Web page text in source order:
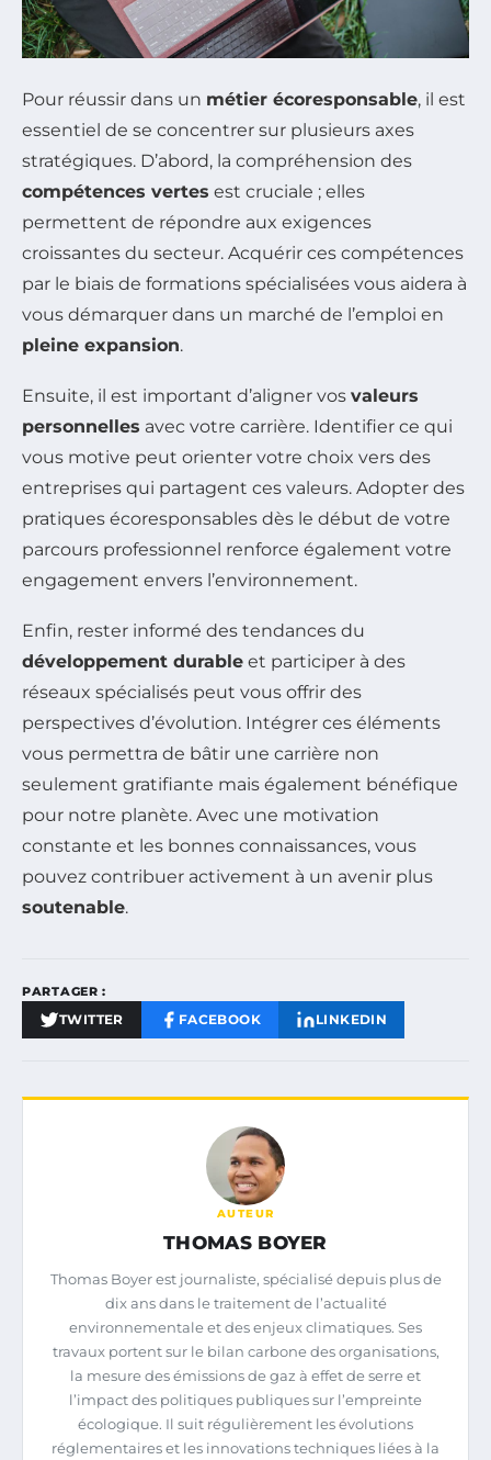
Pour réussir dans un métier écoresponsable, il est
essentiel de se concentrer sur plusieurs axes
stratégiques. D’abord, la compréhension des
compétences vertes est cruciale ; elles
permettent de répondre aux exigences
croissantes du secteur. Acquérir ces compétences
par le biais de formations spécialisées vous aidera à
vous démarquer dans un marché de l’emploi en
pleine expansion.
Ensuite, il est important d’aligner vos valeurs
personnelles avec votre carrière. Identifier ce qui
vous motive peut orienter votre choix vers des
entreprises qui partagent ces valeurs. Adopter des
pratiques écoresponsables dès le début de votre
parcours professionnel renforce également votre
engagement envers l’environnement.
Enfin, rester informé des tendances du
développement durable et participer à des
réseaux spécialisés peut vous offrir des
perspectives d’évolution. Intégrer ces éléments
vous permettra de bâtir une carrière non
seulement gratifiante mais également bénéfique
pour notre planète. Avec une motivation
constante et les bonnes connaissances, vous
pouvez contribuer activement à un avenir plus
soutenable.
PARTAGER :
TWITTER FACEBOOK LINKEDIN
AUTEUR
THOMAS BOYER
Thomas Boyer est journaliste, spécialisé depuis plus de
dix ans dans le traitement de l’actualité
environnementale et des enjeux climatiques. Ses
travaux portent sur le bilan carbone des organisations,
la mesure des émissions de gaz à effet de serre et
l’impact des politiques publiques sur l’empreinte
écologique. Il suit régulièrement les évolutions
réglementaires et les innovations techniques liées à la